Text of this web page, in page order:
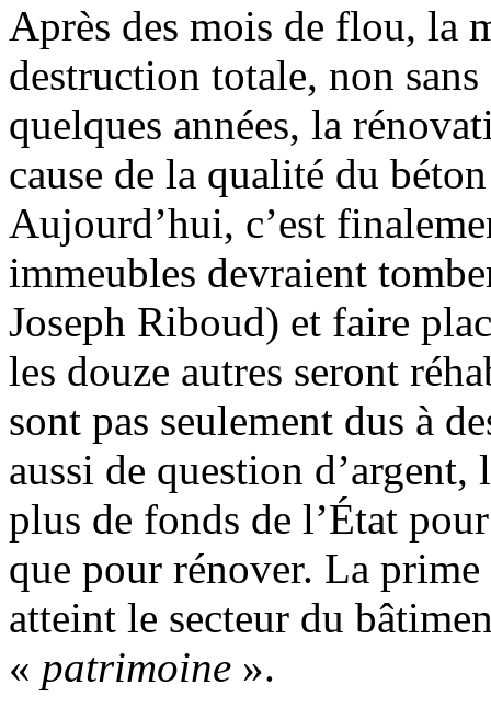
Après des mois de flou, la
destruction totale, non
quelques années, la
cause de la qualité du
Aujourd’hui, c’est
immeubles devraient
Joseph Riboud) et faire
les douze autres seront
sont pas seulement dus à
aussi de question
plus de fonds de l’État
que pour rénover. La prime
atteint le secteur du
« patrimoine ».